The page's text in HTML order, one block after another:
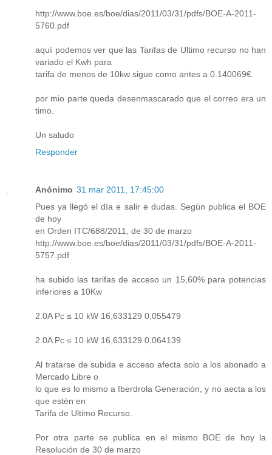
http://www.boe.es/boe/dias/2011/03/31/pdfs/BOE-A-2011-
5760.pdf
aquí podemos ver que las Tarifas de Ultimo recurso no han
variado el Kwh para
tarifa de menos de 10kw sigue como antes a 0.140069€.
por mio parte queda desenmascarado que el correo era un
timo.
Un saludo
Responder
Anónimo 31 mar 2011, 17:45:00
Pues ya llegó el día e salir e dudas. Según publica el BOE
de hoy
en Orden ITC/688/2011, de 30 de marzo
http://www.boe.es/boe/dias/2011/03/31/pdfs/BOE-A-2011-
5757.pdf
ha subido las tarifas de acceso un 15,60% para potencias
inferiores a 10Kw
2.0A Pc ≤ 10 kW 16,633129 0,055479
2.0A Pc ≤ 10 kW 16,633129 0,064139
Al tratarse de subida e acceso afecta solo a los abonado a
Mercado Libre o
lo que es lo mismo a Iberdrola Generación, y no aecta a los
que estén en
Tarifa de Ultimo Recurso.
Por otra parte se publica en el mismo BOE de hoy la
Resolución de 30 de marzo